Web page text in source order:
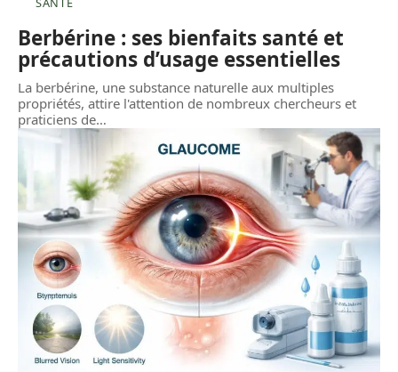
Berbérine : ses bienfaits santé et
précautions d’usage essentielles
La berbérine, une substance naturelle aux multiples
propriétés, attire l'attention de nombreux chercheurs et
praticiens de…